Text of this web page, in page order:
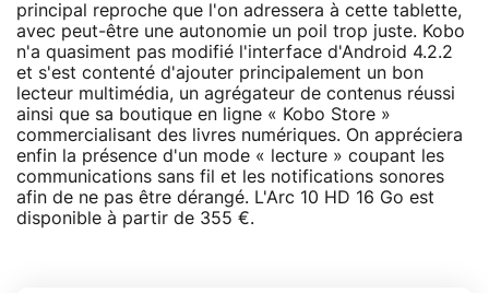
principal reproche que l'on adressera à cette tablette,
avec peut-être une autonomie un poil trop juste. Kobo
n'a quasiment pas modifié l'interface d'Android 4.2.2
et s'est contenté d'ajouter principalement un bon
lecteur multimédia, un agrégateur de contenus réussi
ainsi que sa boutique en ligne « Kobo Store »
commercialisant des livres numériques. On appréciera
enfin la présence d'un mode « lecture » coupant les
communications sans fil et les notifications sonores
afin de ne pas être dérangé. L'Arc 10 HD 16 Go est
disponible à partir de 355 €.